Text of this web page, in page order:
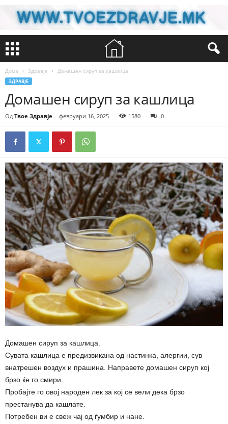
Дома Здравје Домашен сируп за кашлица
ЗДРАВЈЕ
Домашен сируп за кашлица
Од Твое Здравје - февруари 16, 2025 1580 0
Домашен сируп за кашлица.
Сувата кашлица е предизвикана од настинка, алергии, сув
внатрешен воздух и прашина. Направете домашен сируп кој
брзо ќе го смири.
Пробајте го овој народен лек за кој се вели дека брзо
престанува да кашлате.
Потребен ви е свеж чај од ѓумбир и нане.